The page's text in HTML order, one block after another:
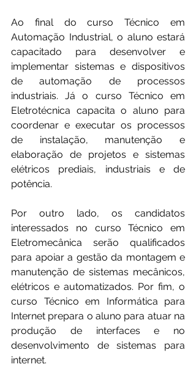
Ao final do curso Técnico em
Automação Industrial, o aluno estará
capacitado para desenvolver e
implementar sistemas e dispositivos
de automação de processos
industriais. Já o curso Técnico em
Eletrotécnica capacita o aluno para
coordenar e executar os processos
de instalação, manutenção e
elaboração de projetos e sistemas
elétricos prediais, industriais e de
potência.
Por outro lado, os candidatos
interessados no curso Técnico em
Eletromecânica serão qualificados
para apoiar a gestão da montagem e
manutenção de sistemas mecânicos,
elétricos e automatizados. Por fim, o
curso Técnico em Informática para
Internet prepara o aluno para atuar na
produção de interfaces e no
desenvolvimento de sistemas para
internet.